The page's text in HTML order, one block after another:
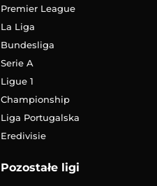
Premier League
La Liga
Bundesliga
Serie A
Ligue 1
Championship
Liga Portugalska
Eredivisie
Pozostałe ligi